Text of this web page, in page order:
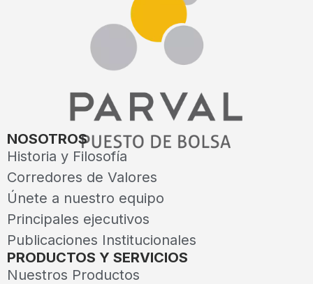
NOSOTROS
Historia y Filosofía
Corredores de Valores
Únete a nuestro equipo
Principales ejecutivos
Publicaciones Institucionales
PRODUCTOS Y SERVICIOS
Nuestros Productos